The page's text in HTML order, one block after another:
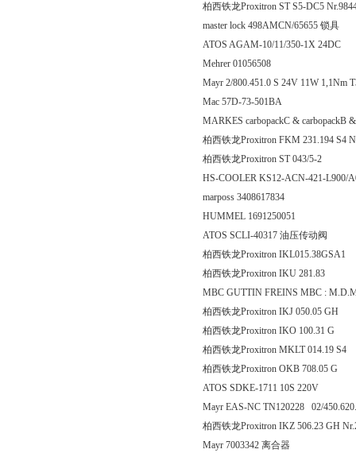
柏西铁龙Proxitron ST S5-DC5
master lock 498AMCN/65655 锁具
ATOS AGAM-10/11/350-1X 24DC
Mehrer 01056508
Mayr 2/800.451.0 S 24V 11W 1,1Nm
Mac 57D-73-501BA
MARKES carbopackC & carbopackB
柏西铁龙Proxitron FKM 231.194 S4
柏西铁龙Proxitron ST
HS-COOLER KS12-ACN-421-L900/
marposs 3408617834
HUMMEL 1691250051
ATOS SCLI-40317 油压传动阀
柏西铁龙Proxitron IKL015.38GSA1
柏西铁龙Proxitron IKU
MBC GUTTIN FREINS MBC :
柏西铁龙Proxitron IKJ
柏西铁龙Proxitron IKO
柏西铁龙Proxitron MKLT
柏西铁龙Proxitron OKB
ATOS SDKE-1711 10S 220V
Mayr EAS-NC TN120228 02/
柏西铁龙Proxitron IKZ 506.23 GH
Mayr 7003342 离合器